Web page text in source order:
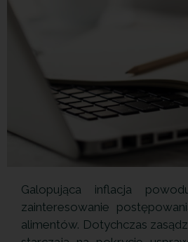
Galopująca inflacja
zainteresowanie
alimentów. Dotychczas